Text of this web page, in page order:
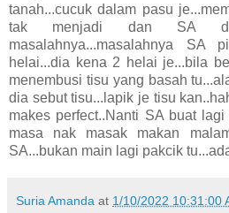
tanah...cucuk dalam pasu
tak menjadi dan SA
masalahnya...masalahnya
helai...dia kena 2 helai je...bila
menembusi tisu yang basah
dia sebut tisu...lapik je tisu
makes perfect..Nanti SA buat
masa nak masak makan
SA...bukan main lagi pakcik
Suria Amanda at 1/10/2022 10:31:00